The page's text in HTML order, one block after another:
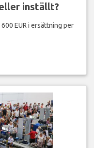
inställt?
EUR i ersättning per